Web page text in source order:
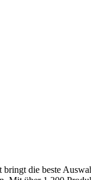
bringt die beste